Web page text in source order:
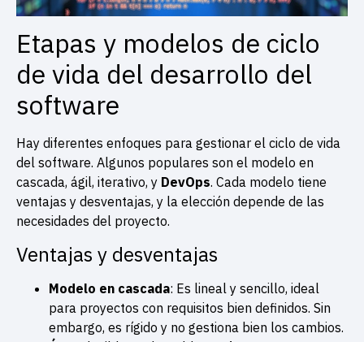
Etapas y modelos de ciclo
de vida del desarrollo del
software
Hay diferentes enfoques para gestionar el ciclo de vida
del software. Algunos populares son el modelo en
cascada, ágil, iterativo, y DevOps. Cada modelo tiene
ventajas y desventajas, y la elección depende de las
necesidades del proyecto.
Ventajas y desventajas
Modelo en cascada: Es lineal y sencillo, ideal
para proyectos con requisitos bien definidos. Sin
embargo, es rígido y no gestiona bien los cambios.